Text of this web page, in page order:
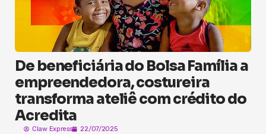
De beneficiária do Bolsa Família a
empreendedora, costureira
transforma ateliê com crédito do
Acredita
Claw Express 22/07/2025